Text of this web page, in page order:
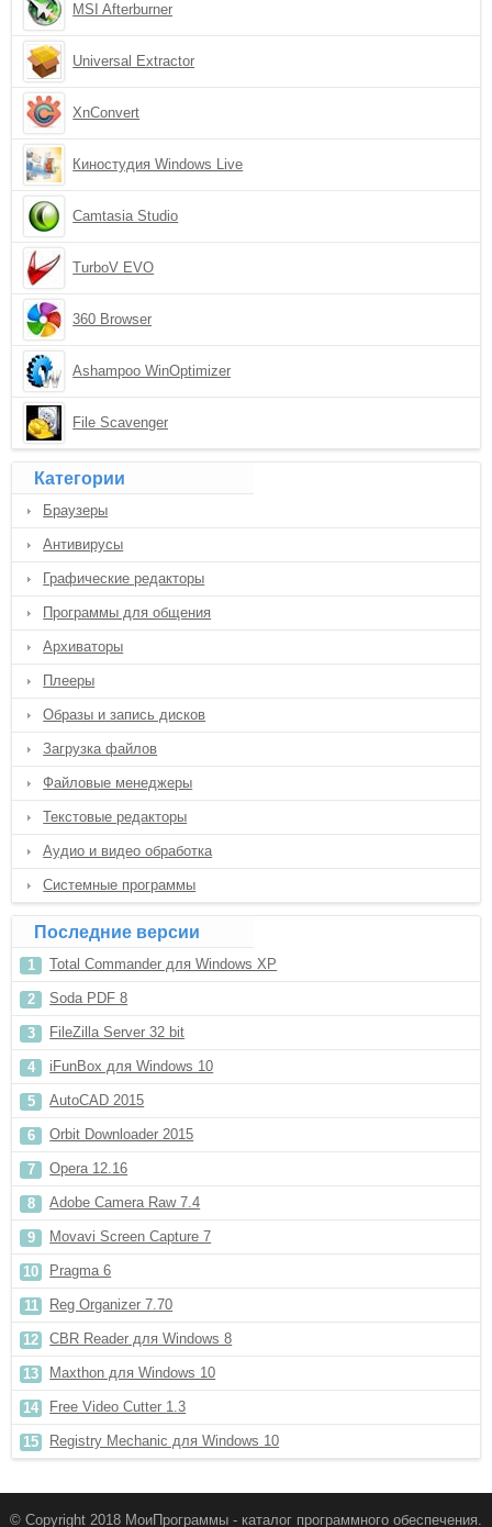
MSI Afterburner
Universal Extractor
XnConvert
Киностудия Windows Live
Camtasia Studio
TurboV EVO
360 Browser
Ashampoo WinOptimizer
File Scavenger
Категории
Браузеры
Антивирусы
Графические редакторы
Программы для общения
Архиваторы
Плееры
Образы и запись дисков
Загрузка файлов
Файловые менеджеры
Текстовые редакторы
Аудио и видео обработка
Системные программы
Последние версии
Total Commander для Windows XP
Soda PDF 8
FileZilla Server 32 bit
iFunBox для Windows 10
AutoCAD 2015
Orbit Downloader 2015
Opera 12.16
Adobe Camera Raw 7.4
Movavi Screen Capture 7
Pragma 6
Reg Organizer 7.70
CBR Reader для Windows 8
Maxthon для Windows 10
Free Video Cutter 1.3
Registry Mechanic для Windows 10
© Copyright 2018 МоиПрограммы - каталог программного обеспечения.